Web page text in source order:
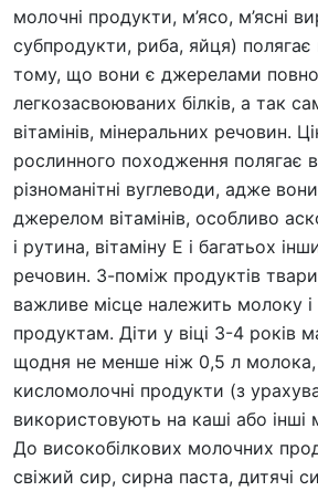
молочні продукти, м’ясо, м’ясні
субпродукти, риба, яйця)
тому, що вони є джерелами
легкозасвоюваних білків, а так
вітамінів, мінеральних речовин.
рослинного походження полягає в
різноманітні вуглеводи, адже
джерелом вітамінів, особливо
і рутина, вітаміну Е і багатьох
речовин. З-поміж продуктів
важливе місце належить молоку
продуктам. Діти у віці 3-4 років
щодня не менше ніж 0,5 л
кисломолочні продукти (з
використовують на каші або інші
До високобілкових молочних
свіжий сир, сирна паста, дитячі